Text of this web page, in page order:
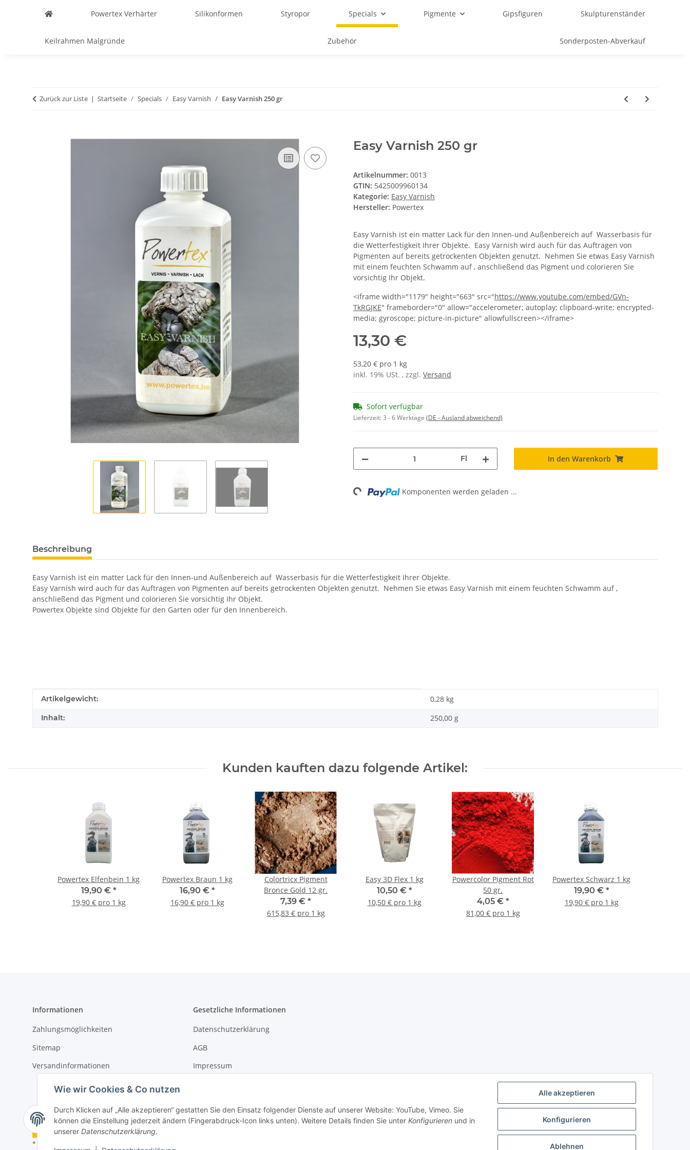
Alle akzeptieren
Konfigurieren
Ablehnen
Wie wir Cookies & Co nutzen
Durch Klicken auf „Alle akzeptieren“ gestatten Sie den Einsatz folgender Dienste auf unserer Website: YouTube, Vimeo. Sie
können die Einstellung jederzeit ändern (Fingerabdruck-Icon links unten). Weitere Details finden Sie unter Konfigurieren und in
unserer Datenschutzerklärung.
Powertex Verhärter Silikonformen Styropor Specials Pigmente Gipsfiguren Skulpturenständer
Keilrahmen Malgründe Zubehör Sonderposten-Abverkauf
Zurück zur Liste Startseite Specials Easy Varnish Easy Varnish 250 gr
Easy Varnish 250 gr
Artikelnummer: 0013
GTIN: 5425009960134
Kategorie: Easy Varnish
Hersteller: Powertex
Easy Varnish ist ein matter Lack für den Innen-und Außenbereich auf Wasserbasis für
die Wetterfestigkeit Ihrer Objekte. Easy Varnish wird auch für das Auftragen von
Pigmenten auf bereits getrockenten Objekten genutzt. Nehmen Sie etwas Easy Varnish
mit einem feuchten Schwamm auf , anschließend das Pigment und colorieren Sie
vorsichtig Ihr Objekt.
<iframe width="1179" height="663" src="https://www.youtube.com/embed/GVn-
TkRGJKE" frameborder="0" allow="accelerometer; autoplay; clipboard-write; encrypted-
media; gyroscope; picture-in-picture" allowfullscreen></iframe>
13,30 €
53,20 € pro 1 kg
inkl. 19% USt. , zzgl. Versand
Sofort verfügbar
Lieferzeit:3 - 6 Werktage (DE - Ausland abweichend)
Fl In den Warenkorb
Loading... Komponenten werden geladen ...
Beschreibung
Easy Varnish ist ein matter Lack für den Innen-und Außenbereich auf Wasserbasis für die Wetterfestigkeit Ihrer Objekte.
Easy Varnish wird auch für das Auftragen von Pigmenten auf bereits getrockenten Objekten genutzt. Nehmen Sie etwas Easy Varnish mit einem feuchten Schwamm auf ,
anschließend das Pigment und colorieren Sie vorsichtig Ihr Objekt.
Powertex Objekte sind Objekte für den Garten oder für den Innenbereich.
Produkteigenschaft
Wert
Artikelgewicht: 0,28 kg
Inhalt: 250,00 g
Kunden kauften dazu folgende Artikel:
Powertex Elfenbein 1 kg
19,90 € *
19,90 € pro 1 kg
Powertex Braun 1 kg
16,90 € *
16,90 € pro 1 kg
Colortricx Pigment
Bronce Gold 12 gr.
7,39 € *
615,83 € pro 1 kg
Easy 3D Flex 1 kg
10,50 € *
10,50 € pro 1 kg
Powercolor Pigment Rot
50 gr.
4,05 € *
81,00 € pro 1 kg
Powertex Schwarz 1 kg
19,90 € *
19,90 € pro 1 kg
Informationen
Zahlungsmöglichkeiten
Sitemap
Versandinformationen
Gesetzliche Informationen
Datenschutzerklärung
AGB
Impressum
Vertrag widerrufen
* Alle Preise inkl. gesetzlicher USt., zzgl.